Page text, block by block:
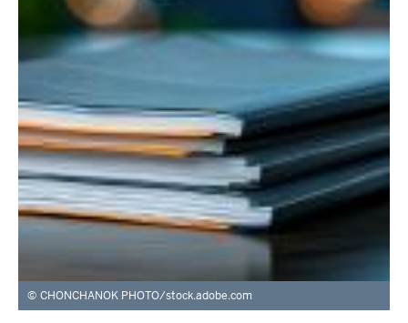
CHONCHANOK PHOTO/stock.adobe.com